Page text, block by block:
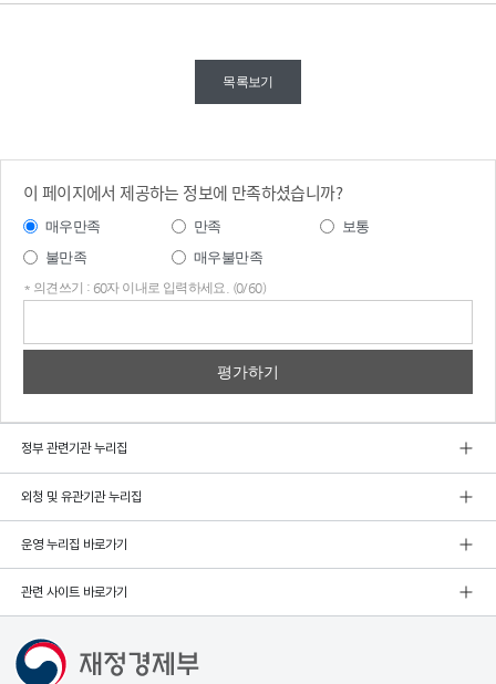
목록보기
이 페이지에서 제공하는 정보에 만족하셨습니까?
매우만족 만족
보통
불만족
매우불만족
* 의견쓰기 : 60자 이내로 입력하세요. (0/60)
정부 관련기관 누리집
외청 및 유관기관 누리집
운영 누리집 바로가기
관련 사이트 바로가기